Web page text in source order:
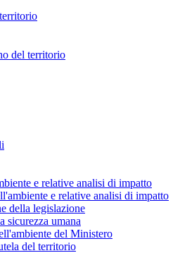
del territorio
e relative analisi di impatto
e relative analisi di impatto
della legislazione
sicurezza umana
del Ministero
del territorio